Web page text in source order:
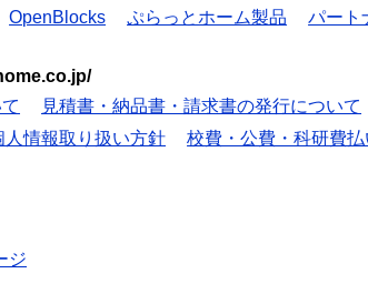
OpenBlocks ぷらっとホーム製品 パート
見積書・納品書・請求書の発行について
人情報取り扱い方針 校費・公費・科研費
ジ